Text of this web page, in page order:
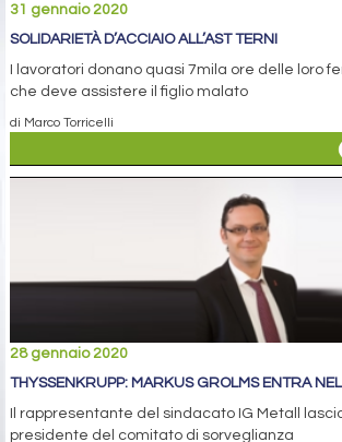
31 gennaio 2020
SOLIDARIETÀ D’ACCIAIO ALL’AST TERNI
I lavoratori donano quasi 7mila ore delle loro
che deve assistere il figlio malato
di Marco Torricelli
28 gennaio 2020
THYSSENKRUPP: MARKUS GROLMS ENTRA
Il rappresentante del sindacato IG Metall
presidente del comitato di sorveglianza